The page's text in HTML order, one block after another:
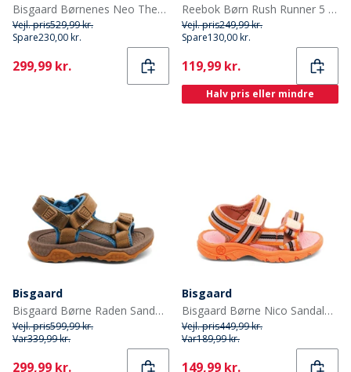
Bisgaard Børnenes Neo Thermo Gummistøvler Nud
Vejl. pris529,99 kr.
Spare230,00 kr.
Current
299,99 kr.
Reebok Børn Rush Runner 5 Elastiksnørebånd Neutrale Løbesko Sort/Sort/Hvid
Vejl. pris249,99 kr.
Spare130,00 kr.
Current
119,99 kr.
Halv pris eller mindre
Bisgaard
Bisgaard Børne Raden Sandaler Olive
Vejl. pris599,99 kr.
Var339,99 kr.
Current
299,99 kr.
Bisgaard
Bisgaard Børne Nico Sandaler Orange Mix
Vejl. pris449,99 kr.
Var189,99 kr.
Current
149,99 kr.